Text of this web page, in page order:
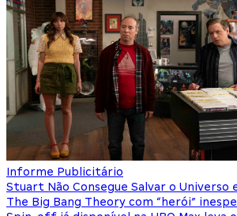
Informe Publicitário
Stuart Não Consegue Salvar o Universo
The Big Bang Theory com “herói”